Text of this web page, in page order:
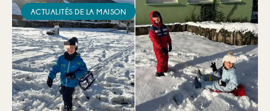
ACTUALITÉS DE LA MAISON